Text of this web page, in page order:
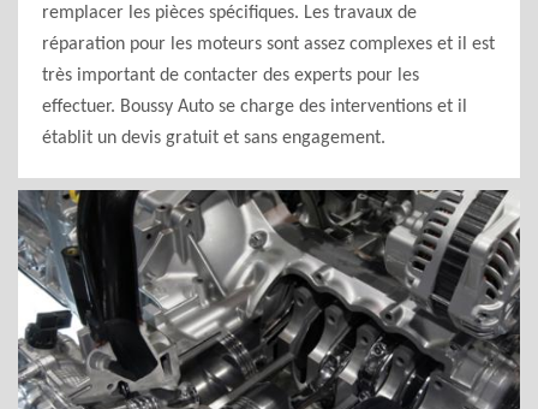
remplacer les pièces spécifiques. Les travaux de
réparation pour les moteurs sont assez complexes et il est
très important de contacter des experts pour les
effectuer. Boussy Auto se charge des interventions et il
établit un devis gratuit et sans engagement.